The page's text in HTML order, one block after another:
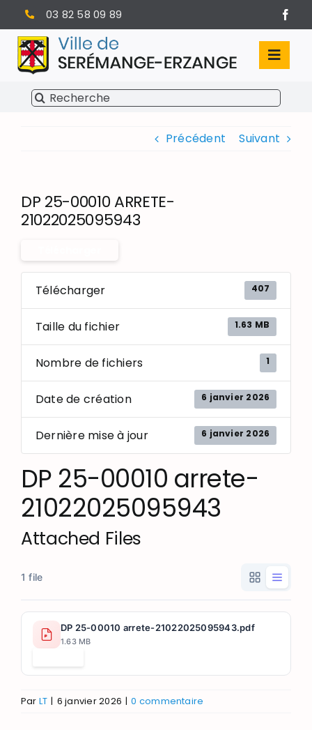
Passer
au
contenu
03 82 58 09 89
SÉRÉMANGE-ERZANGE
INFOS PRATIQUES
Rechercher:
Précédent Suivant
DP 25-00010 ARRETE-
21022025095943
Télécharger 407
Taille du fichier 1.63 MB
Nombre de fichiers 1
Date de création 6 janvier 2026
Dernière mise à jour 6 janvier 2026
DP 25-00010 arrete-
21022025095943
Attached Files
1 file
DP 25-00010 arrete-21022025095943.pdf
1.63 MB
Par LT | 6 janvier 2026 | 0 commentaire